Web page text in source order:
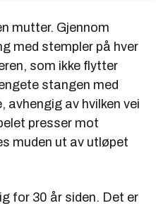
mutter. Gjennom
med stempler på hver
som ikke flytter
stangen med
avhengig av hvilken vei
presser mot
muden ut av utløpet
for 30 år siden. Det er